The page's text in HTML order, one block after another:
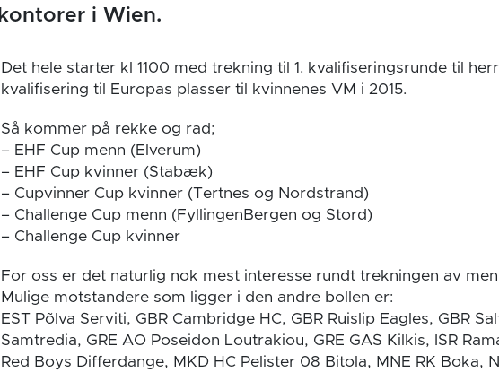
kontorer i Wien.
Det hele starter kl 1100 med trekning til 1. kvalifiseringsrunde til
kvalifisering til Europas plasser til kvinnenes VM i 2015.
Så kommer på rekke og rad;
– EHF Cup menn (Elverum)
– EHF Cup kvinner (Stabæk)
– Cupvinner Cup kvinner (Tertnes og Nordstrand)
– Challenge Cup menn (FyllingenBergen og Stord)
– Challenge Cup kvinner
For oss er det naturlig nok mest interesse rundt trekningen av
Mulige motstandere som ligger i den andre bollen er:
EST Põlva Serviti, GBR Cambridge HC, GBR Ruislip Eagles, GBR
Samtredia, GRE AO Poseidon Loutrakiou, GRE GAS Kilkis, ISR
Red Boys Differdange, MKD HC Pelister 08 Bitola, MNE RK Boka,